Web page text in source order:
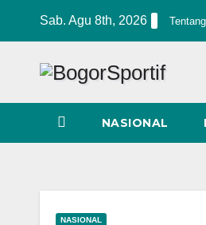
Sab. Agu 8th, 2026
NASIONAL
NASIONAL